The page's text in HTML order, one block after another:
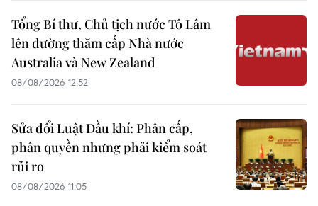
Tổng Bí thư, Chủ tịch nước Tô Lâm
lên đường thăm cấp Nhà nước
Australia và New Zealand
08/08/2026 12:52
Sửa đổi Luật Dầu khí: Phân cấp,
phân quyền nhưng phải kiểm soát
rủi ro
08/08/2026 11:05